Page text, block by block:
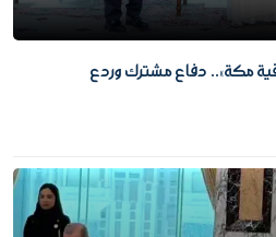
مكة».. دفاع مشترك وردع